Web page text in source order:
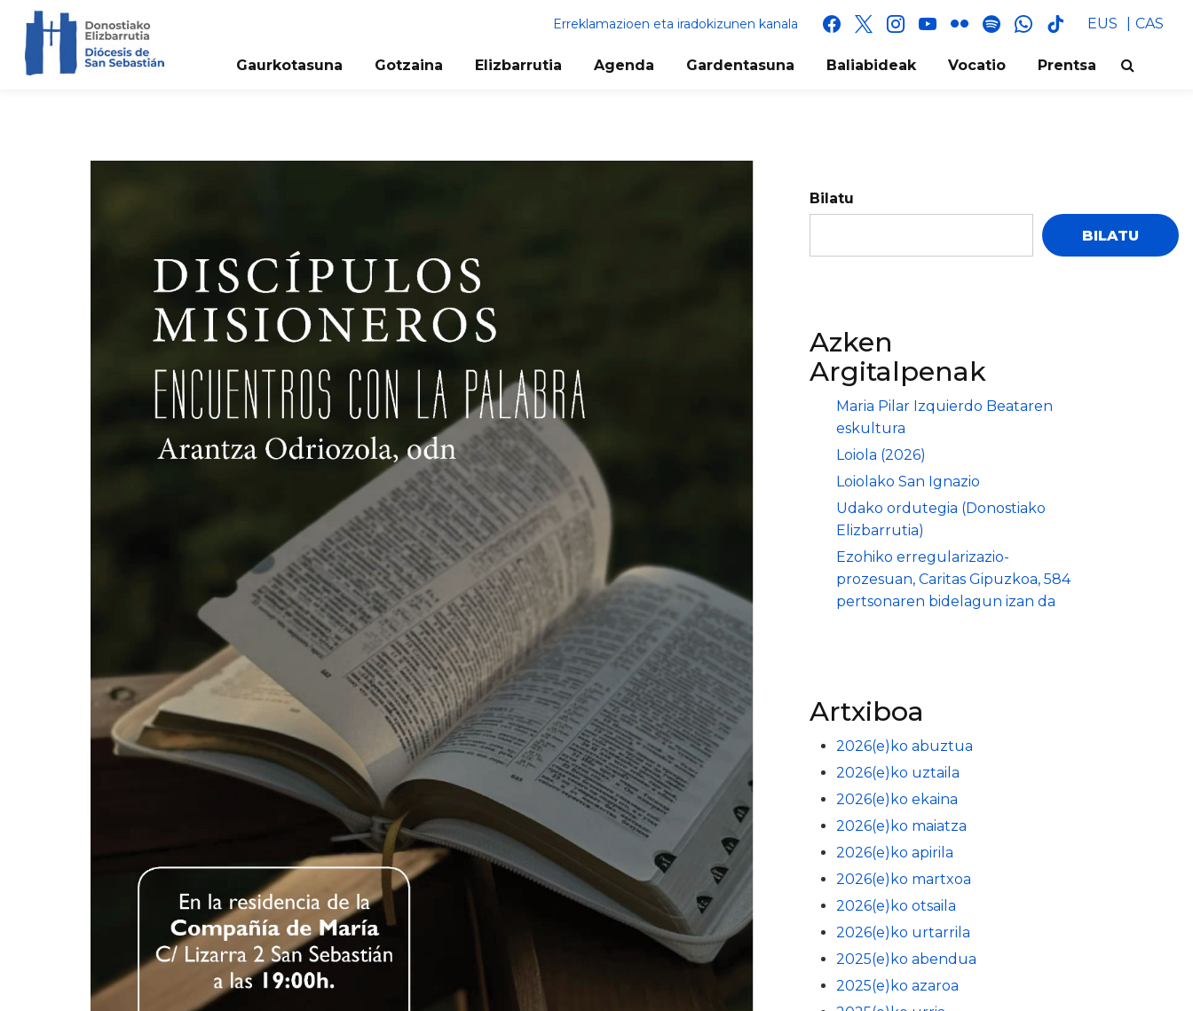
Erreklamazioen eta iradokizunen kanala facebook
x instagram
youtube
flickr spotifywhatsapp
tik
EUS CAS
Gaurkotasuna Gotzaina Elizbarrutia Agenda Gardentasuna Baliabideak Vocatio Prentsa
Bilatu
BILATU
Azken
Argitalpenak
Maria Pilar Izquierdo Beataren
eskultura
Loiola (2026)
Loiolako San Ignazio
Udako ordutegia (Donostiako
Elizbarrutia)
Ezohiko erregularizazio-
prozesuan, Caritas Gipuzkoa, 584
pertsonaren bidelagun izan da
Artxiboa
2026(e)ko abuztua
2026(e)ko uztaila
2026(e)ko ekaina
2026(e)ko maiatza
2026(e)ko apirila
2026(e)ko martxoa
2026(e)ko otsaila
2026(e)ko urtarrila
2025(e)ko abendua
2025(e)ko azaroa